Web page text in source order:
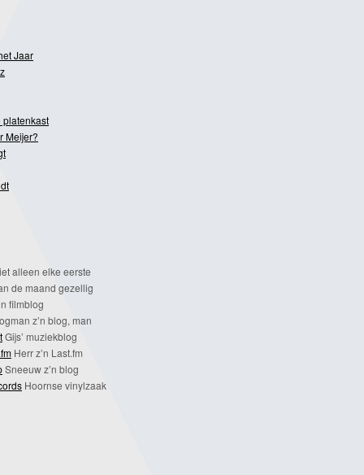
Jaar
platenkast
Meijer?
alleen elke eerste
de maand gezellig
filmblog
z’n blog, man
Gijs’ muziekblog
Herr z’n Last.fm
Sneeuw z’n blog
Hoornse vinylzaak